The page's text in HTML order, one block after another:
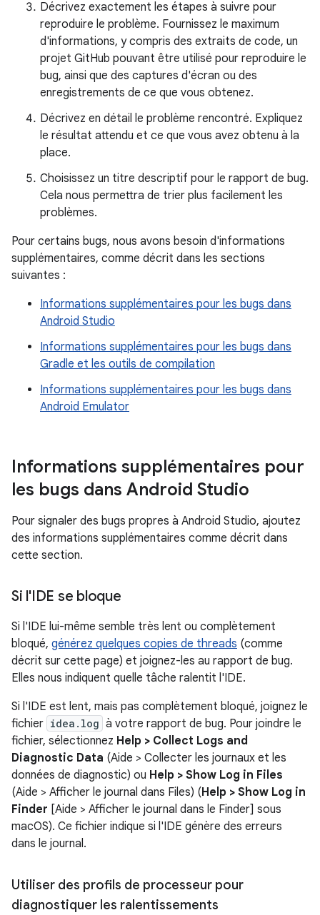
Décrivez exactement les étapes à suivre pour
reproduire le problème. Fournissez le maximum
d'informations, y compris des extraits de code, un
projet GitHub pouvant être utilisé pour reproduire le
bug, ainsi que des captures d'écran ou des
enregistrements de ce que vous obtenez.
Décrivez en détail le problème rencontré. Expliquez
le résultat attendu et ce que vous avez obtenu à la
place.
Choisissez un titre descriptif pour le rapport de bug.
Cela nous permettra de trier plus facilement les
problèmes.
Pour certains bugs, nous avons besoin d'informations
supplémentaires, comme décrit dans les sections
suivantes :
Informations supplémentaires pour les bugs dans
Android Studio
Informations supplémentaires pour les bugs dans
Gradle et les outils de compilation
Informations supplémentaires pour les bugs dans
Android Emulator
Informations supplémentaires pour
les bugs dans Android Studio
Pour signaler des bugs propres à Android Studio, ajoutez
des informations supplémentaires comme décrit dans
cette section.
Si l'IDE se bloque
Si l'IDE lui-même semble très lent ou complètement
bloqué, générez quelques copies de threads (comme
décrit sur cette page) et joignez-les au rapport de bug.
Elles nous indiquent quelle tâche ralentit l'IDE.
Si l'IDE est lent, mais pas complètement bloqué, joignez le
fichier idea.log à votre rapport de bug. Pour joindre le
fichier, sélectionnez Help > Collect Logs and
Diagnostic Data (Aide > Collecter les journaux et les
données de diagnostic) ou Help > Show Log in Files
(Aide > Afficher le journal dans Files) (Help > Show Log in
Finder [Aide > Afficher le journal dans le Finder] sous
macOS). Ce fichier indique si l'IDE génère des erreurs
dans le journal.
Utiliser des profils de processeur pour
diagnostiquer les ralentissements